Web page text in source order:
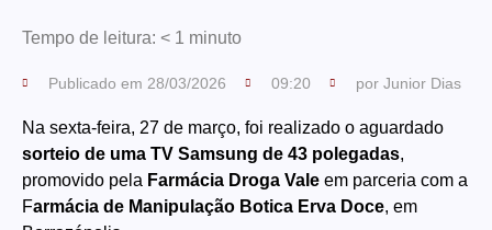
Tempo de leitura: < 1 minuto
Publicado em 28/03/2026 09:20 por Junior Dias
Na sexta-feira, 27 de março, foi realizado o aguardado
sorteio de uma TV Samsung de 43 polegadas,
promovido pela Farmácia Droga Vale em parceria com a
Farmácia de Manipulação Botica Erva Doce, em